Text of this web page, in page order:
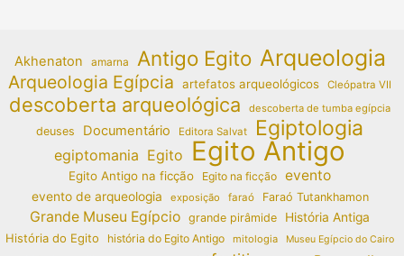
Akhenaton amarna Antigo Egito Arqueologia
Arqueologia Egípcia artefatos arqueológicos Cleópatra VII
descoberta arqueológica descoberta de tumba egípcia
deuses Documentário Editora Salvat Egiptologia
egiptomania Egito Egito Antigo
Egito Antigo na ficção Egito na ficção evento
evento de arqueologia exposição faraó Faraó Tutankhamon
Grande Museu Egípcio grande pirâmide
História Antiga
História do Egito
história do Egito Antigo mitologia Museu Egípcio do Cairo